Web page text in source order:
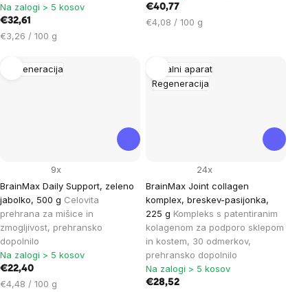
Na zalogi > 5 kosov
€32,61
Cena
enoto:
€3,26 / 100 g
€40,77
Cena
€4,08 / 100 g
Regeneracija
BrainMax Daily Support, zeleno
jabolko, 500 g Celovita
prehrana za mišice in
zmogljivost, prehransko
dopolnilo
9x
Na zalogi > 5 kosov
€22,40
Cena
€4,48 / 100 g
Gibalni aparat
Regeneracija
BrainMax Joint collagen
komplex, breskev-pasijonka,
225 g Kompleks s patentiranim
kolagenom za podporo sklepom
in kostem, 30 odmerkov,
prehransko dopolnilo
24x
Na zalogi > 5 kosov
€28,52